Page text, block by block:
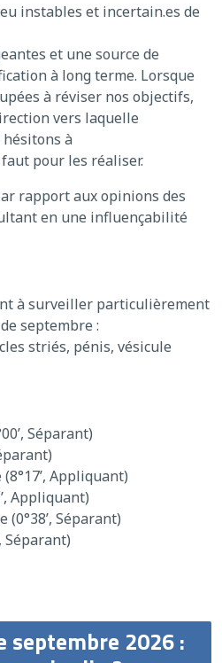
instables et incertain.es de
et une source de
à long terme. Lorsque
à réviser nos objectifs,
vers laquelle
à
pour les réaliser.
rapport aux opinions des
en une influençabilité
à surveiller particulièrement
septembre :
striés, pénis, vésicule
Séparant)
Appliquant)
Appliquant)
Séparant)
Séparant)
septembre 2026 :